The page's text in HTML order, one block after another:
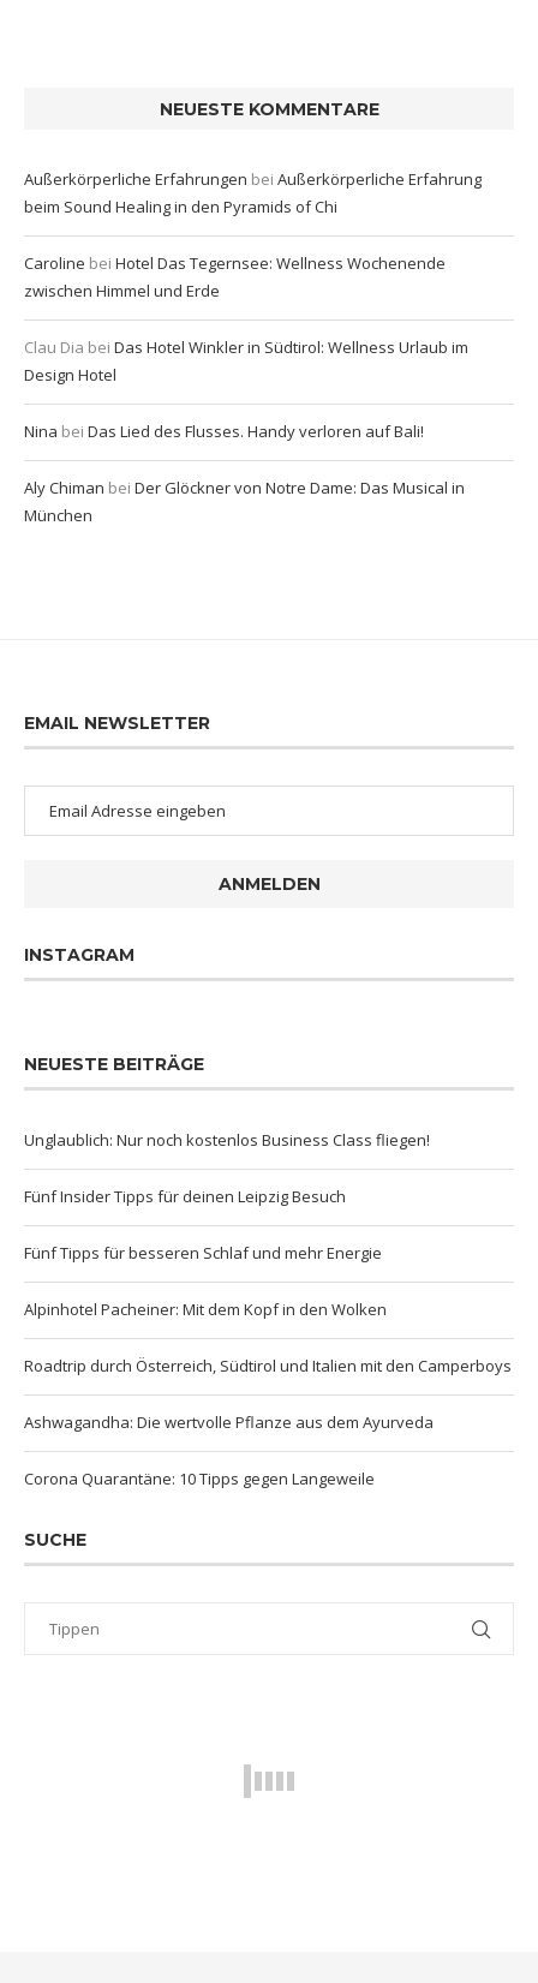
NEUESTE KOMMENTARE
Außerkörperliche Erfahrungen bei Außerkörperliche Erfahrung
beim Sound Healing in den Pyramids of Chi
Caroline bei Hotel Das Tegernsee: Wellness Wochenende
zwischen Himmel und Erde
Clau Dia bei Das Hotel Winkler in Südtirol: Wellness Urlaub im
Design Hotel
Nina bei Das Lied des Flusses. Handy verloren auf Bali!
Aly Chiman bei Der Glöckner von Notre Dame: Das Musical in
München
EMAIL NEWSLETTER
ANMELDEN
INSTAGRAM
NEUESTE BEITRÄGE
Unglaublich: Nur noch kostenlos Business Class fliegen!
Fünf Insider Tipps für deinen Leipzig Besuch
Fünf Tipps für besseren Schlaf und mehr Energie
Alpinhotel Pacheiner: Mit dem Kopf in den Wolken
Roadtrip durch Österreich, Südtirol und Italien mit den Camperboys
Ashwagandha: Die wertvolle Pflanze aus dem Ayurveda
Corona Quarantäne: 10 Tipps gegen Langeweile
SUCHE